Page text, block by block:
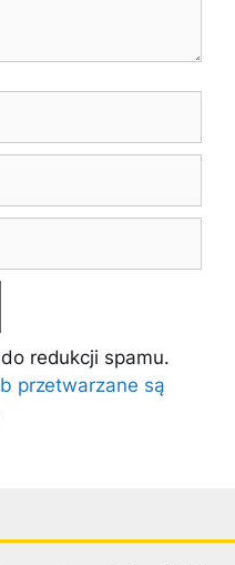
redukcji spamu.
przetwarzane są